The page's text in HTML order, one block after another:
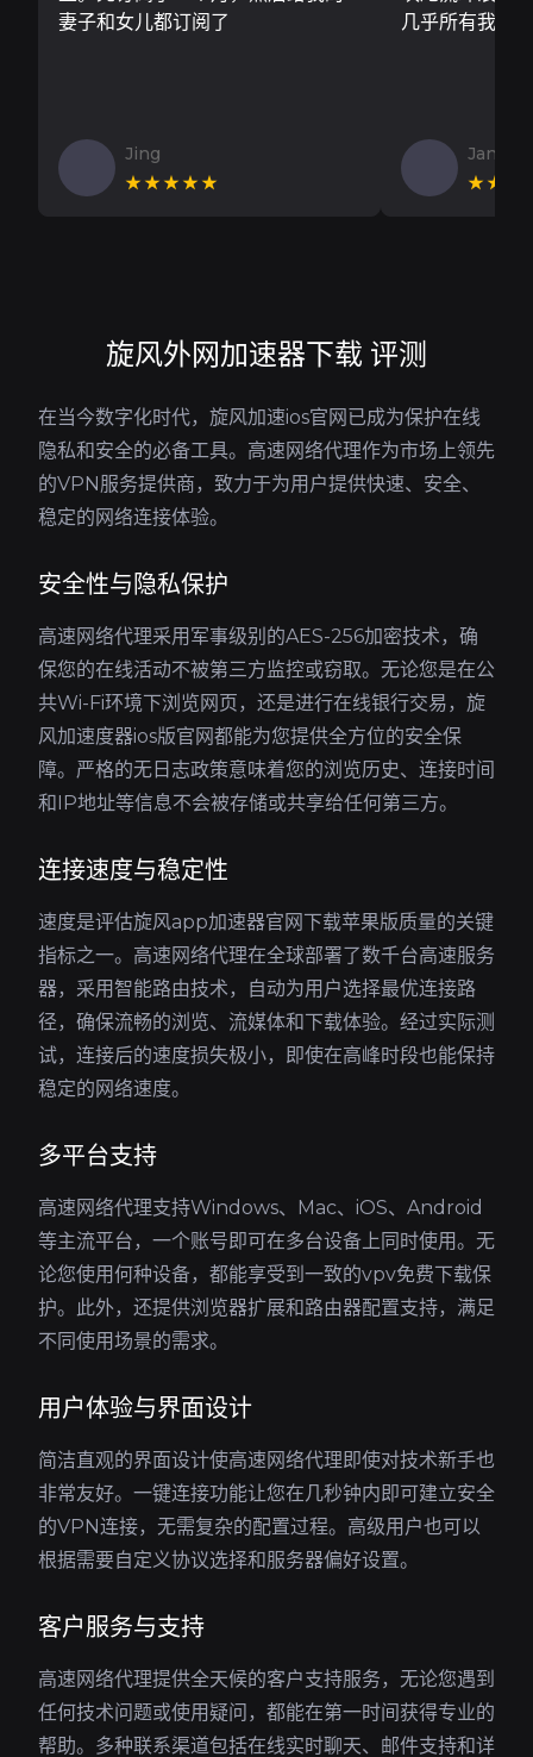
妻子和女儿都订阅了
Jing
★★★★★
几乎所有我需
Jan V
旋风外网加速器下载 评测
在当今数字化时代，旋风加速ios官网已成为保护在线
隐私和安全的必备工具。高速网络代理作为市场上领先
的VPN服务提供商，致力于为用户提供快速、安全、
稳定的网络连接体验。
安全性与隐私保护
高速网络代理采用军事级别的AES-256加密技术，确
保您的在线活动不被第三方监控或窃取。无论您是在公
共Wi-Fi环境下浏览网页，还是进行在线银行交易，旋
风加速度器ios版官网都能为您提供全方位的安全保
障。严格的无日志政策意味着您的浏览历史、连接时间
和IP地址等信息不会被存储或共享给任何第三方。
连接速度与稳定性
速度是评估旋风app加速器官网下载苹果版质量的关键
指标之一。高速网络代理在全球部署了数千台高速服务
器，采用智能路由技术，自动为用户选择最优连接路
径，确保流畅的浏览、流媒体和下载体验。经过实际测
试，连接后的速度损失极小，即使在高峰时段也能保持
稳定的网络速度。
多平台支持
高速网络代理支持Windows、Mac、iOS、Android
等主流平台，一个账号即可在多台设备上同时使用。无
论您使用何种设备，都能享受到一致的vpv免费下载保
护。此外，还提供浏览器扩展和路由器配置支持，满足
不同使用场景的需求。
用户体验与界面设计
简洁直观的界面设计使高速网络代理即使对技术新手也
非常友好。一键连接功能让您在几秒钟内即可建立安全
的VPN连接，无需复杂的配置过程。高级用户也可以
根据需要自定义协议选择和服务器偏好设置。
客户服务与支持
高速网络代理提供全天候的客户支持服务，无论您遇到
任何技术问题或使用疑问，都能在第一时间获得专业的
帮助。多种联系渠道包括在线实时聊天、邮件支持和详